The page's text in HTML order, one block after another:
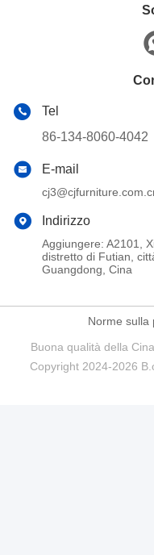
Tel
86-134-8060-4042
E-mail
Indirizzo
Aggiungere: A2101,
distretto di Futian,
Guangdong, Cina
Norme sulla
Buona qualità della
Copyright 2024-2026